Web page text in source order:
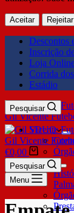
Aceitar Rejeitar
Descontos
Inscrição
Loja
Corrida
Estádio
Gil Vicente
Pesquisar
SDUQ
Clube
Gil Vicente
€0,00
Pesquisar
Menu